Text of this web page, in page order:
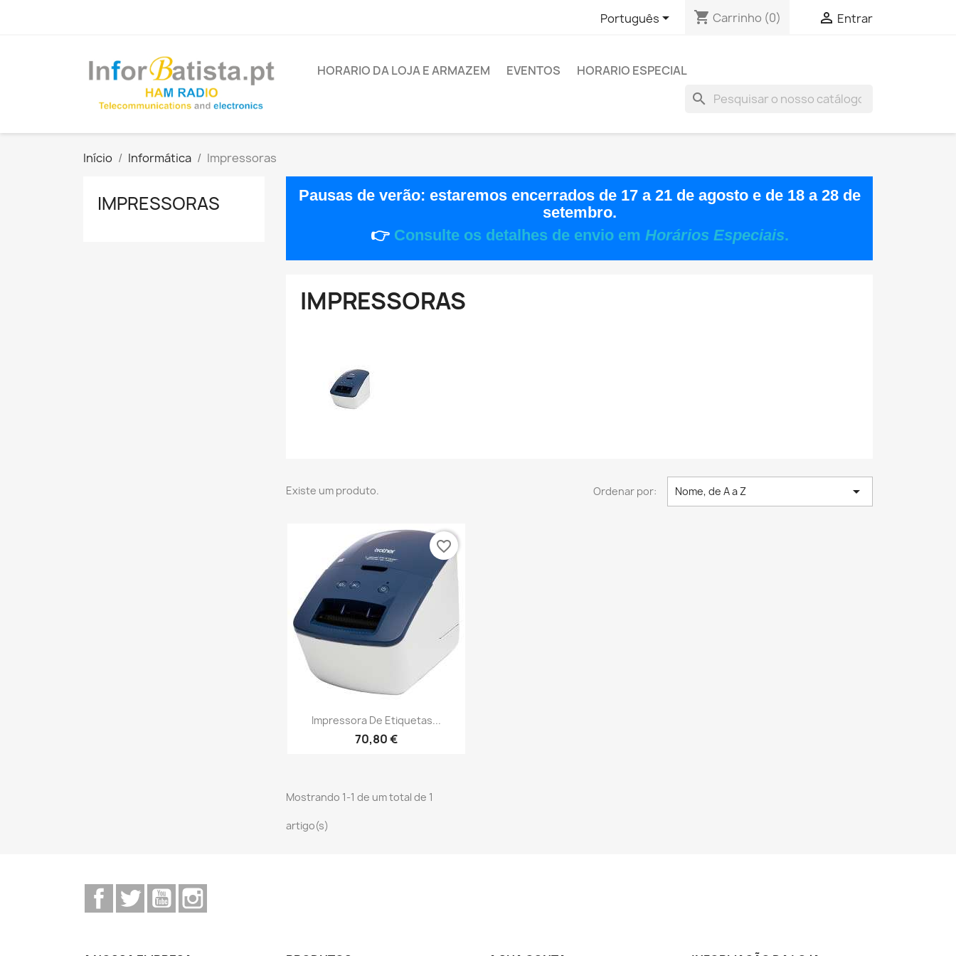
Português shopping_cart Carrinho (0)  Entrar
HORARIO DA LOJA E ARMAZEM EVENTOS HORARIO ESPECIAL
search
Início Informática Impressoras
IMPRESSORAS Pausas de verão: estaremos encerrados de 17 a 21 de agostoe de 18 a 28 de
setembro.
👉 Consulte os detalhes de envio em Horários Especiais.
IMPRESSORAS
Existe um produto. Ordenar por: Nome, de A a Z 
Vista rápida
Impressora De Etiquetas...
70,80 €
favorite_border
Mostrando 1-1 de um total de 1
artigo(s)
FacebookTwitterYouTube